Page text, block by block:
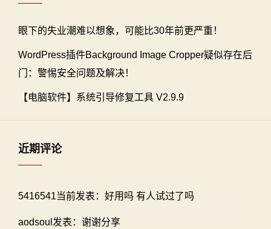
眼下的失业潮难以想象，可能比30年前更严重！
WordPress插件Background Image Cropper疑似存在后
门：警惕安全问题及解决！
【电脑软件】系统引导修复工具 V2.9.9
近期评论
5416541当前发表：好用吗 有人试过了吗
aodsoul发表：谢谢分享